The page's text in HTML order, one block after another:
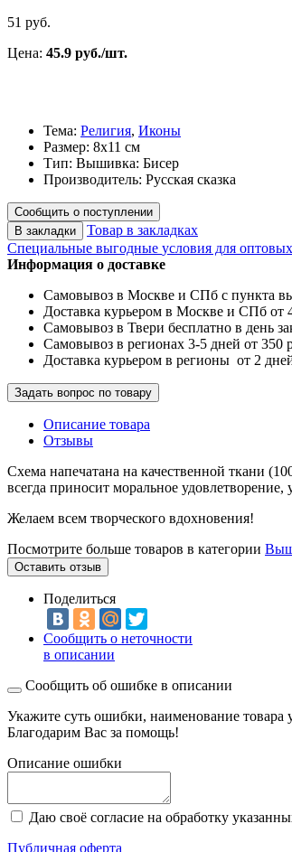
51 руб.
Цена: 45.9 руб./шт.
Тема: Религия, Иконы
Размер: 8х11 см
Тип: Вышивка: Бисер
Производитель: Русская сказка
Сообщить о поступлении
В закладки
Товар в закладках
Специальные выгодные условия для
Информация о доставке
Самовывоз в Москве и СПб с пункта
Доставка курьером в Москве и СПб от
Самовывоз в Твери бесплатно в день
Самовывоз в регионах 3-5 дней от 350
Доставка курьером в регионы от 2
Задать вопрос по товару
Описание товара
Отзывы
Схема напечатана на качественной ткани
всегда приносит моральное
Желаем всем творческого вдохновения!
Посмотрите больше товаров в категории
Оставить отзыв
Поделиться
Сообщить о неточности
в описании
Сообщить об ошибке в описании
Укажите суть ошибки, наименование товара
Благодарим Вас за помощь!
Описание ошибки
Даю своё согласие на обработку
Публичная оферта